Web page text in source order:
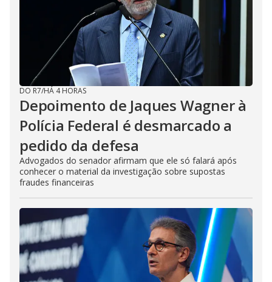
DO R7/HÁ 4 HORAS
Depoimento de Jaques Wagner à
Polícia Federal é desmarcado a
pedido da defesa
Advogados do senador afirmam que ele só falará após
conhecer o material da investigação sobre supostas
fraudes financeiras